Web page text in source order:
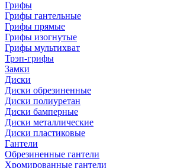
Грифы
Грифы гантельные
Грифы прямые
Грифы изогнутые
Грифы мультихват
Трэп-грифы
Замки
Диски
Диски обрезиненные
Диски полиуретан
Диски бамперные
Диски металлические
Диски пластиковые
Гантели
Обрезиненные гантели
Хромированные гантели